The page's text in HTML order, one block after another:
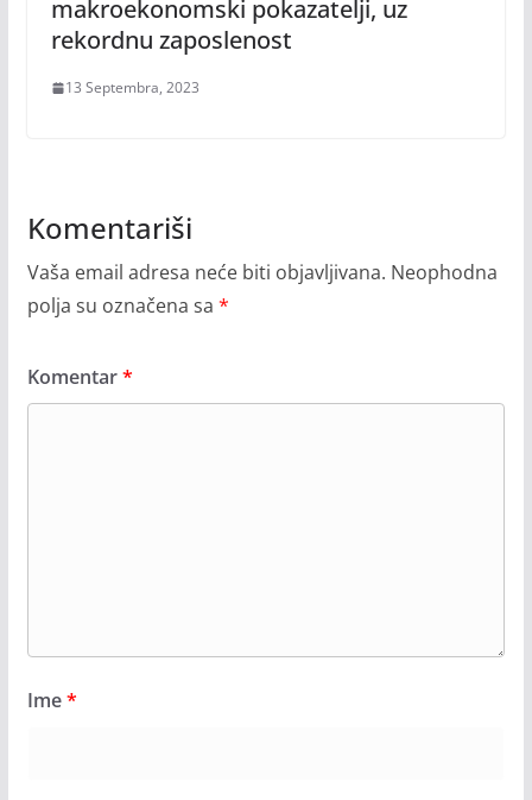
makroekonomski pokazatelji, uz
rekordnu zaposlenost
13 Septembra, 2023
Komentariši
Vaša email adresa neće biti objavljivana. Neophodna
polja su označena sa *
Komentar*
Ime*